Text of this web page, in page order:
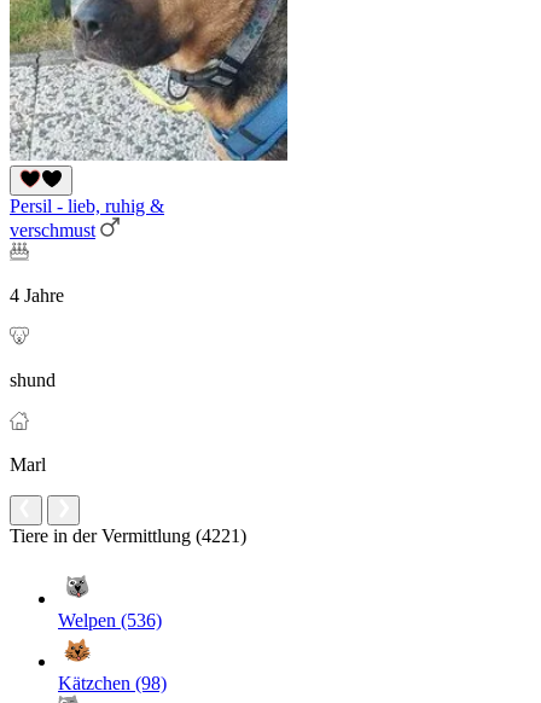
Persil - lieb, ruhig &
verschmust
4 Jahre
shund
Marl
Tiere in der Vermittlung (4221)
Welpen (536)
Kätzchen (98)